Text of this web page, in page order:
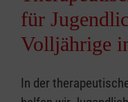
für
Volljährige
In der